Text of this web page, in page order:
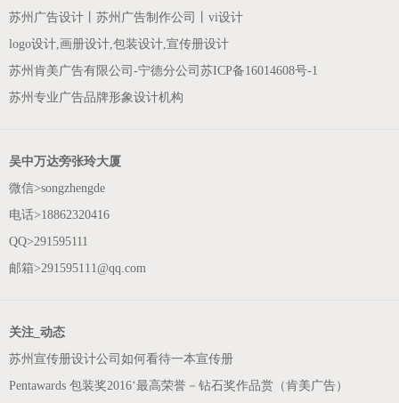
苏州广告设计丨苏州广告制作公司丨vi设计
logo设计,画册设计,包装设计,宣传册设计
苏州肯美广告有限公司-宁德分公司 苏ICP备16014608号-1
苏州专业广告品牌形象设计机构
吴中万达旁张玲大厦
微信>songzhengde
电话>18862320416
QQ>291595111
邮箱>291595111@qq.com
关注_动态
苏州宣传册设计公司如何看待一本宣传册
Pentawards 包装奖2016‘最高荣誉－钻石奖作品赏（肯美广告）